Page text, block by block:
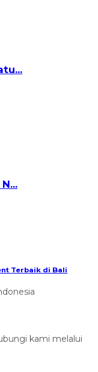
Terbaik di Bali
kami melalui